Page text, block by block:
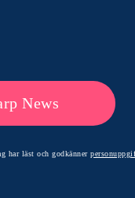
News
har läst och godkänner